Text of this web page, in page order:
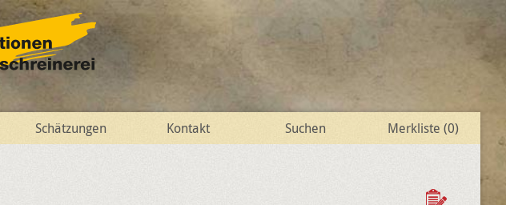
Schätzungen Kontakt Suchen Merkliste (0)